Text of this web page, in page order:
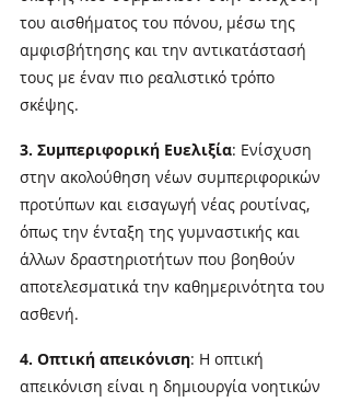
του αισθήματος του πόνου, μέσω της
αμφισβήτησης και την αντικατάστασή
τους με έναν πιο ρεαλιστικό τρόπο
σκέψης.
3. Συμπεριφορική Ευελιξία: Ενίσχυση
στην ακολούθηση νέων συμπεριφορικών
προτύπων και εισαγωγή νέας ρουτίνας,
όπως την ένταξη της γυμναστικής και
άλλων δραστηριοτήτων που βοηθούν
αποτελεσματικά την καθημερινότητα του
ασθενή.
4. Οπτική απεικόνιση: Η οπτική
απεικόνιση είναι η δημιουργία νοητικών